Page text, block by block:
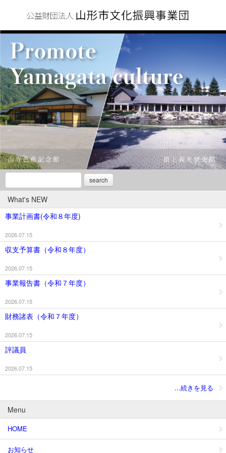
search
What's NEW
事業計画書(令和８年度)
2026.07.15
収支予算書（令和８年度）
2026.07.15
事業報告書（令和７年度）
2026.07.15
財務諸表（令和７年度）
2026.07.15
評議員
2026.07.15
...続きを見る
Menu
HOME
お知らせ